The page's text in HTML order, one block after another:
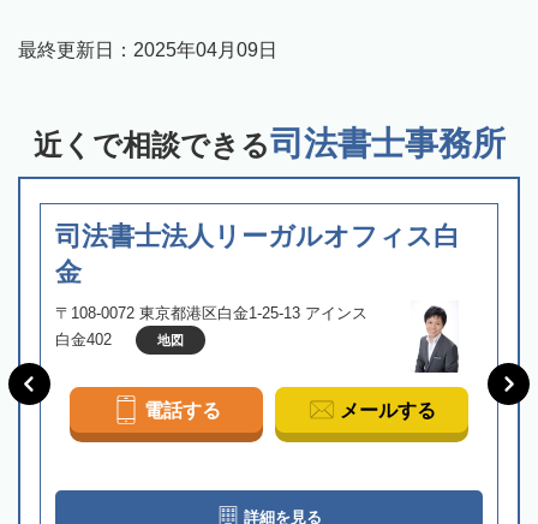
最終更新日： 2025年04月09日
近くで相談できる司法書士事務所
司法書士法人リーガルオフィス白
金
〒108-0072 東京都港区白金1-25-13 アインス
白金402
地図
電話する メールする
詳細を見る